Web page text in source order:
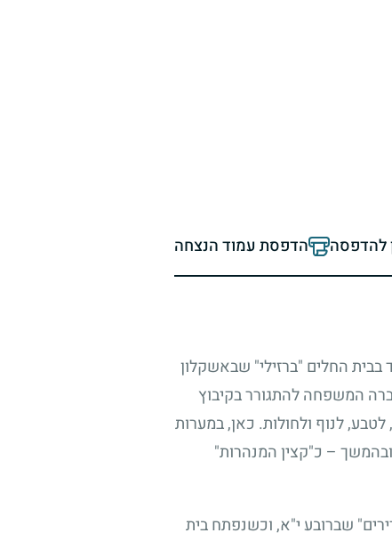
להדפסה הדפסת עמוד הנצחה
בבית החלים "ברזילי" שבאשקלון
המשפחה להתגורר בקיבוץ
לנוף ולחולות. כאן, במערות
– כ"קצין המנהרות"
שברובע י"א, וכשנפתח בית